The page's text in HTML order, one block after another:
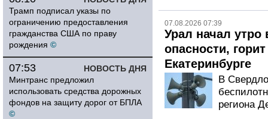
Трамп подписал указы по
ограничению предоставления
гражданства США по праву
рождения ©
НОВОСТЬ ДНЯ
07:53
Минтранс предложил
использовать средства дорожных
фондов на защиту дорог от БПЛА
©
07.08.2026 07:39
Урал начал утро
опасности,
Екатеринбурге
В
региона